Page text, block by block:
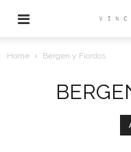
Home Bergen y Fiordos